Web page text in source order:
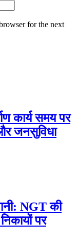
for the next
कार्य समय पर
जनसुविधा
NGT की
पर